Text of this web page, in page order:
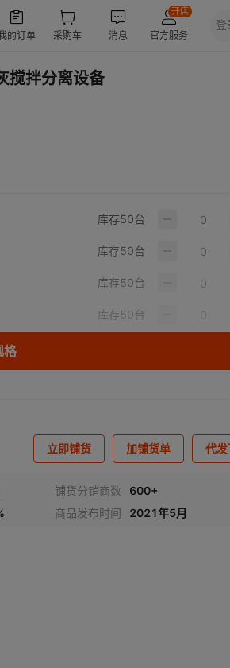
搅拌分离设备
库存50台
库存50台
库存50台
库存50台
格
立即铺货 加铺货单 代
铺货分销商数
600+
商品发布时间 2021年5月